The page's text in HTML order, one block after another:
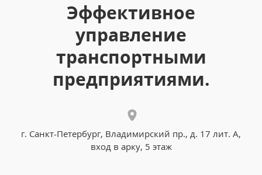
Эффективное
управление
транспортными
предприятиями.
г. Санкт-Петербург, Владимирский пр., д. 17 лит. А,
вход в арку, 5 этаж